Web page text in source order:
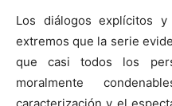
Los diálogos explícitos
extremos que la serie
que casi todos los
moralmente
caracterización y el